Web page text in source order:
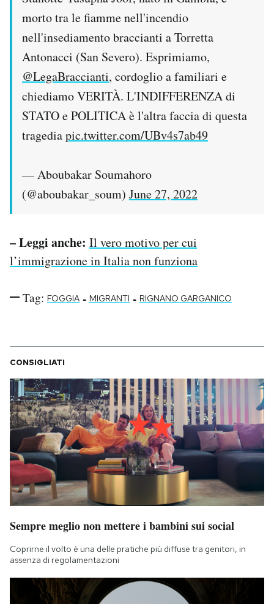
morto tra le fiamme nell'incendio
nell'insediamento braccianti a Torretta
Antonacci (San Severo). Esprimiamo,
@LegaBraccianti, cordoglio a familiari e
chiediamo VERITÀ. L'INDIFFERENZA di
STATO e POLITICA è l'altra faccia di questa
tragediapic.twitter.com/UBv4s7ab49
— Aboubakar Soumahoro
(@aboubakar_soum) June 27, 2022
– Leggi anche: Il vero motivo per cui
l’immigrazione in Italia non funziona
Tag: FOGGIA - MIGRANTI - RIGNANO GARGANICO
CONSIGLIATI
Sempre meglio non mettere i bambini sui social
Coprirne il volto è una delle pratiche più diffuse tra genitori, in
assenza di regolamentazioni